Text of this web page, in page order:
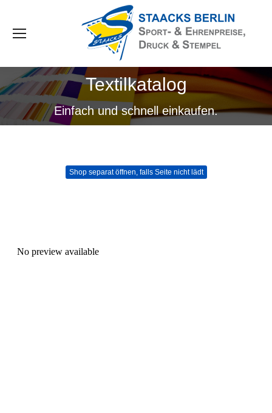
Textilkatalog
Einfach und schnell einkaufen.
Sie befinden sich hier:
Shop separat öffnen, falls Seite nicht lädt